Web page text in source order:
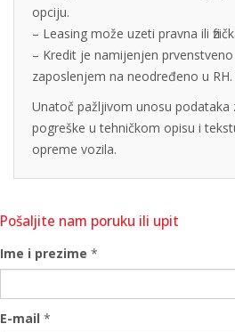
opciju.
– Leasing može uzeti pravna ili
– Kredit je namijenjen prvenstveno
zaposlenjem na neodređeno u RH.
Unatoč pažljivom unosu podataka
pogreške u tehničkom opisu i
opreme vozila.
Pošaljite nam poruku ili upit
Ime i prezime *
E-mail *